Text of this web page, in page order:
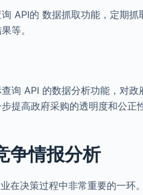
API的 数据抓取功能，定期
等。
询 API 的数据分析功能，对
提高政府采购的透明度和公正性
争情报分析
在决策过程中非常重要的一